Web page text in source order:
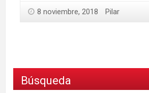
8 noviembre, 2018 Pilar
Búsqueda